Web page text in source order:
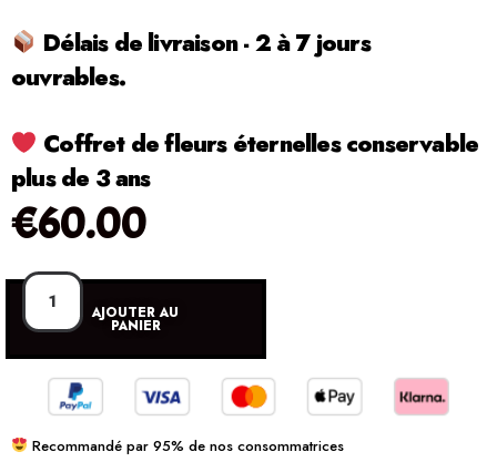
Délais de livraison - 2 à 7 jours
ouvrables.
Coffret de fleurs éternelles conservable
plus de 3 ans
€60.00
AJOUTER AU
PANIER
Recommandé par 95% de nos consommatrices